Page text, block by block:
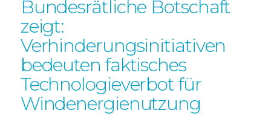
Bundesrätliche Botschaft
zeigt:
Verhinderungsinitiativen
bedeuten faktisches
Technologieverbot für
Windenergienutzung